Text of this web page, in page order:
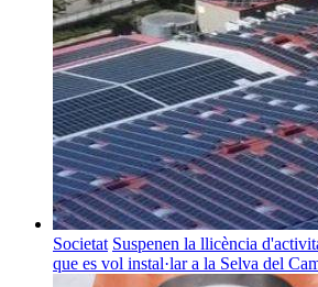
Societat Suspenen la llicència
que es vol instal·lar a la Selva del